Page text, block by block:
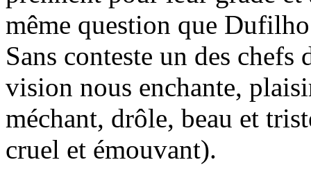
même question que
Sans conteste un des
vision nous enchante,
méchant, drôle, beau et
cruel et émouvant).